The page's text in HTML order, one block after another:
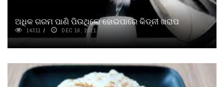
ଅଧିକ ଗରମ ପାଣି ପିଉଥିଲେ ହୋଇପାରେ କିଡ୍‌ନୀ ଖରାପ
14311 DEC 16, 2021